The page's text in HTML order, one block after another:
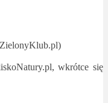
wkrótce się